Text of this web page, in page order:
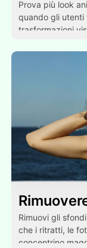
Prova più look
quando gli utenti
trasformazioni
Rimuovi gli
che i ritratti, le
concentrino